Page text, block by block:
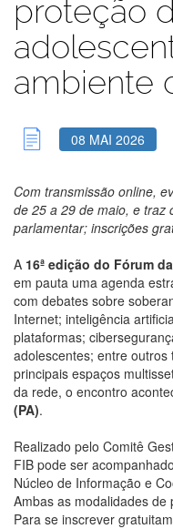
proteção
ambiente
08 MAI 2026
Com transmissão online,
de 25 a 29 de maio, e traz
parlamentar; inscrições
A 16ª edição do Fórum
em pauta uma agenda
com debates sobre
Internet; inteligência
plataformas;
adolescentes; entre
principais espaços
da rede, o encontro
(PA).
Realizado pelo Comitê
FIB pode ser
Núcleo de Informação e
Ambas as modalidades
Para se inscrever